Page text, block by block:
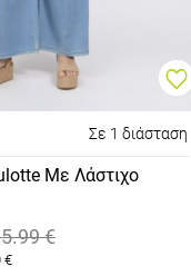
Σε 1 διάσταση
Με Λάστιχο
€
€